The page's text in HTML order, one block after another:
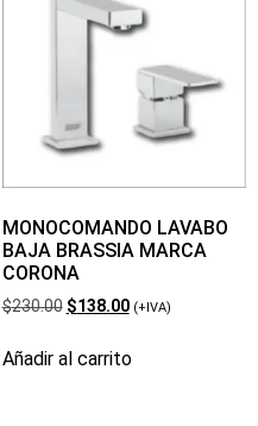
MONOCOMANDO LAVABO
BAJA BRASSIA MARCA
CORONA
$230.00 $138.00 (+IVA)
Añadir al carrito